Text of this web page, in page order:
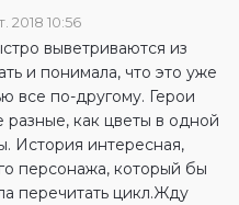
2018 10:56
выветриваются из
и понимала, что это уже
все по-другому. Герои
разные, как цветы в одной
История интересная,
персонажа, который бы
перечитать цикл.Жду